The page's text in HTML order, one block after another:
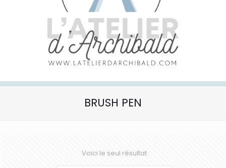
BRUSH PEN
Voici le seul résultat